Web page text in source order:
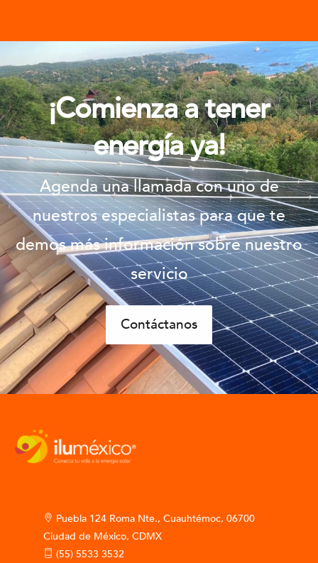
¡Comienza a tener
energía ya!
Agenda una llamada con uno de
nuestros especialistas para que te
demos más información sobre nuestro
servicio
Contáctanos
Puebla 124 Roma Nte., Cuauhtémoc, 06700
Ciudad de México, CDMX
(55) 5533 3532